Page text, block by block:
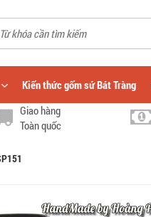
Kiến thức gốm sứ Bát Tràng
Giao hàng
Toàn quốc